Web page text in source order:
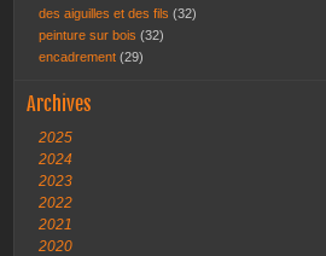
des aiguilles et des fils (32)
peinture sur bois (32)
encadrement (29)
Archives
2025
2024
2023
2022
2021
2020